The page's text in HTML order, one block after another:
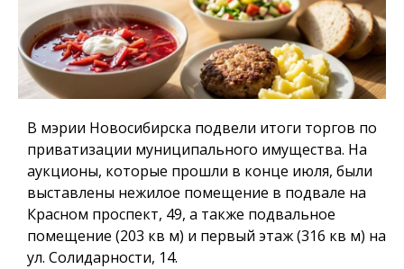
В мэрии Новосибирска подвели итоги торгов по
приватизации муниципального имущества. На
аукционы, которые прошли в конце июля, были
выставлены нежилое помещение в подвале на
Красном проспект, 49, а также подвальное
помещение (203 кв м) и первый этаж (316 кв м) на
ул. Солидарности, 14.